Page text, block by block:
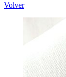
Volver